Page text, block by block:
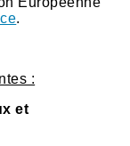
.
:
et